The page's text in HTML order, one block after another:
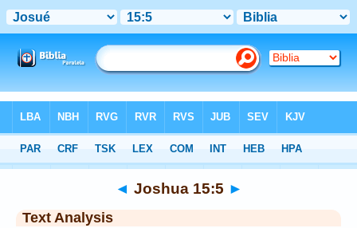
Hebrew> Joshua 15:5
◄ Joshua 15:5 ►
Text Analysis